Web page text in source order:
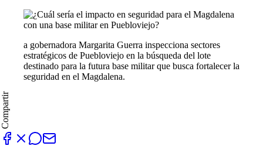
a gobernadora Margarita Guerra inspecciona sectores
estratégicos de Puebloviejo en la búsqueda del lote
destinado para la futura base militar que busca fortalecer la
seguridad en el Magdalena.
Compartir